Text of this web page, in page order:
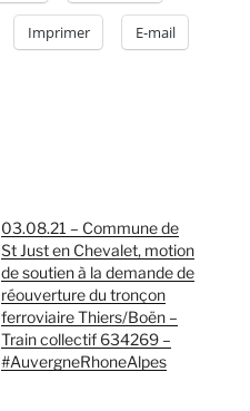
Imprimer E-mail
03.08.21 – Commune de
St Just en Chevalet, motion
de soutien à la demande de
réouverture du tronçon
ferroviaire Thiers/Boën –
Train collectif 634269 –
#AuvergneRhoneAlpes